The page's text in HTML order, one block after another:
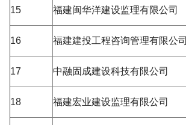
15 福建闽华洋建设监理有限公司
16 福建建投工程咨询管理有限公司
17 中融固成建设科技有限公司
18 福建宏业建设监理有限公司